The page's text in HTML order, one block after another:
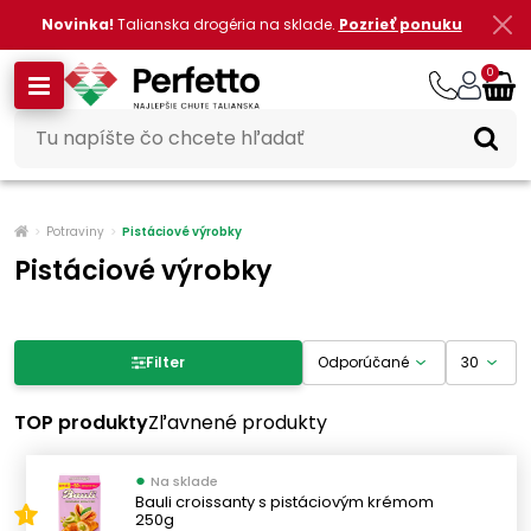
Novinka! Talianska drogéria na sklade. Pozrieť ponuku
0
Potraviny Pistáciové výrobky
Pistáciové výrobky
Filter produktov
Cena
€
Filter
TOP produktyZľavnené produkty
1
● Na sklade
Bauli croissanty s pistáciovým krémom
250g